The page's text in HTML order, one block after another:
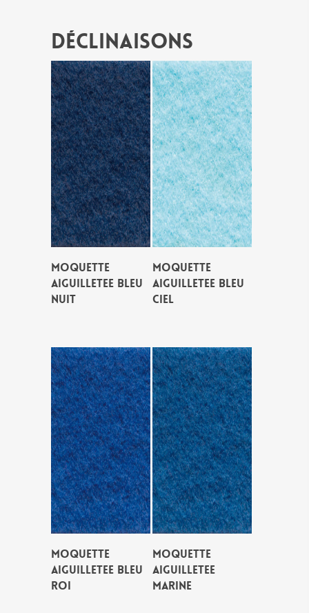
Déclinaisons
MOQUETTE
AIGUILLETEE BLEU
NUIT
MOQUETTE
AIGUILLETEE BLEU
CIEL
MOQUETTE
AIGUILLETEE BLEU
ROI
MOQUETTE
AIGUILLETEE
MARINE